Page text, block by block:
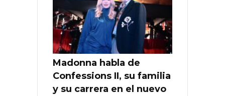
Madonna habla de
Confessions II, su familia
y su carrera en el nuevo